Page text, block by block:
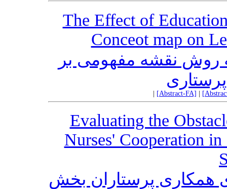
The Effect of
Conceot map on
روش نقشه مفهومی بر
پرستاری
[Abstract-FA]
Evaluating the
Nurses' Cooperation
همکاری پرستاران بخش